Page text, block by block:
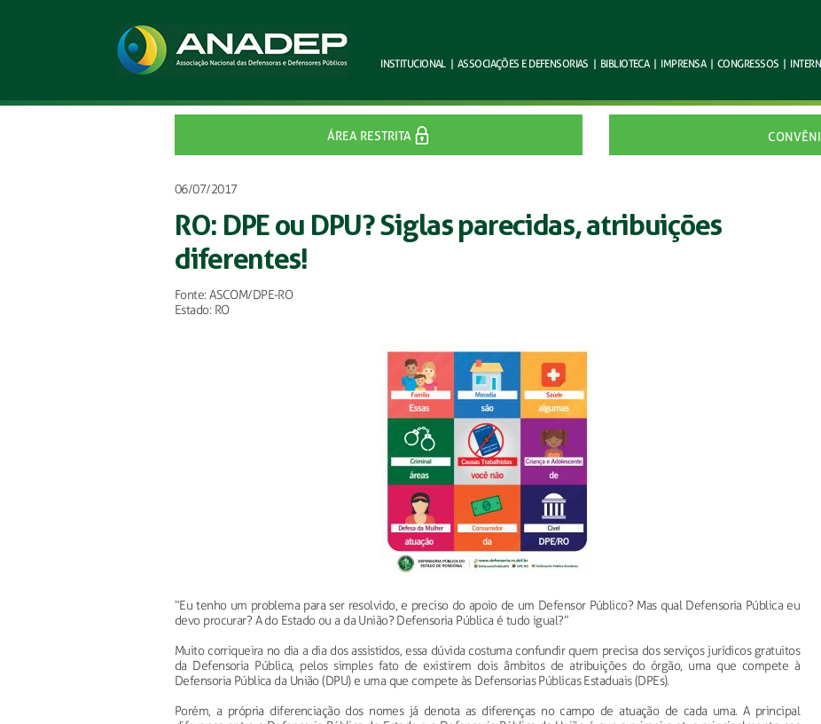
INSTITUCIONAL | ASSOCIAÇÕES EDEFENSORIAS | BIBLIOTECA | IMPRENSA | CONGRESSOS |
ÁREA RESTRITA
06/07/2017
RO: DPE ou DPU? Siglas parecidas, atribuições
diferentes!
Fonte: ASCOM/DPE-RO
Estado: RO
“Eu tenho um problema para ser resolvido, e preciso do apoio de um Defensor Público? Mas qual Defensoria Pública eu
devo procurar? A do Estado ou a da União? Defensoria Pública é tudo igual?”
Muito corriqueira no dia a dia dos assistidos, essa dúvida costuma confundir quem precisa dos serviços jurídicos gratuitos
da Defensoria Pública, pelos simples fato de existirem dois âmbitos de atribuições do órgão, uma que compete à
Defensoria Pública da União (DPU) e uma que compete às Defensorias Públicas Estaduais (DPEs).
Porém, a própria diferenciação dos nomes já denota as diferenças no campo de atuação de cada uma. A principal